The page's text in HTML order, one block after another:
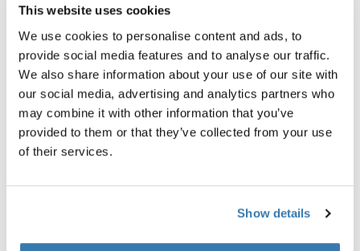
This website uses cookies
We use cookies to personalise content and ads, to
provide social media features and to analyse our traffic.
We also share information about your use of our site with
our social media, advertising and analytics partners who
may combine it with other information that you’ve
provided to them or that they’ve collected from your use
of their services.
Show details
Accesorios para Reacha City